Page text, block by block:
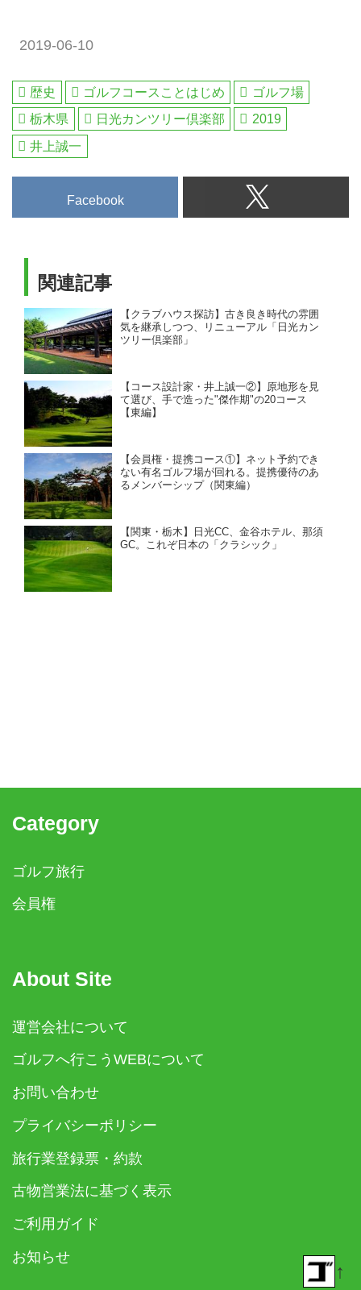
れた各コースを覗いていく。
ゴルフ場数でもダントツのナンバ
ー1。気候やコースコンディショ
ンの良さはもちろん、名設計家が
スなど、個性的なコースが待って
いる。そのなかで、昭和の名匠・
2019-06-10
歴史 ゴルフコースことはじめ
ゴルフ場
栃木県
日光カンツリー倶楽部
2019
井上誠一
Facebook
関連記事
【クラブハウス探訪】古き良き時代の雰囲
気を継承しつつ、リニューアル「日光カン
ツリー倶楽部」
【コース設計家・井上誠一②】原地形を見
て選び、手で造った"傑作期"の20コース
【東編】
【会員権・提携コース①】ネット予約でき
ない有名ゴルフ場が回れる。提携優待のあ
るメンバーシップ（関東編）
【関東・栃木】日光CC、金谷ホテル、那須
GC。これぞ日本の「クラシック」
Category
ゴルフ旅行
会員権
About Site
運営会社について
ゴルフへ行こうWEBについて
お問い合わせ
プライバシーポリシー
旅行業登録票・約款
古物営業法に基づく表示
ご利用ガイド
お知らせ
↑